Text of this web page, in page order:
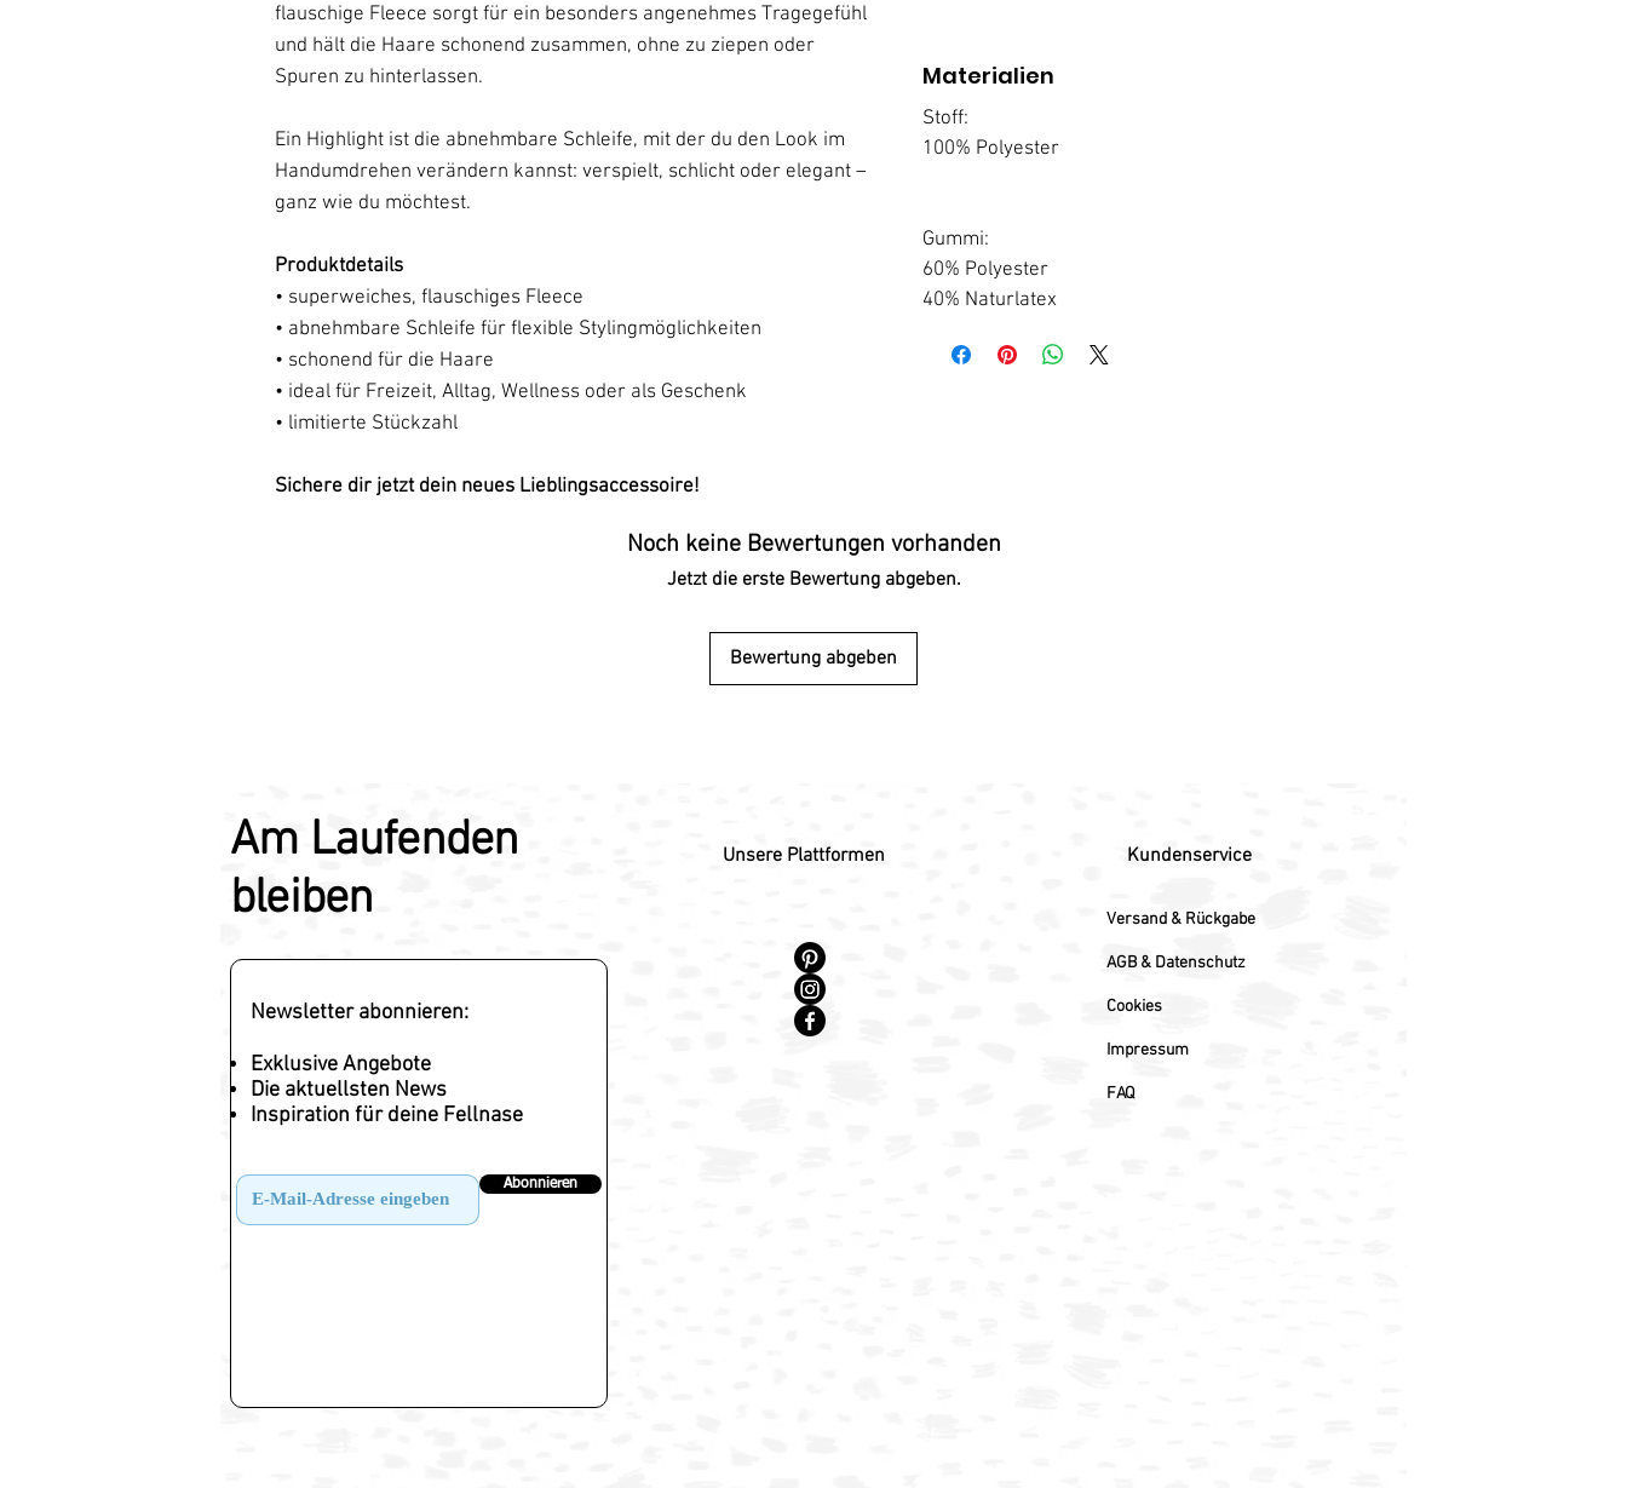
flauschige Fleece sorgt für ein besonders angenehmes Tragegefühl
und hält die Haare schonend zusammen, ohne zu ziepen oder
Spuren zu hinterlassen.
Ein Highlight ist die abnehmbare Schleife, mit der du den Look im
Handumdrehen verändern kannst: verspielt, schlicht oder elegant –
ganz wie du möchtest.
Produktdetails
• superweiches, flauschiges Fleece
• abnehmbare Schleife für flexible Stylingmöglichkeiten
• schonend für die Haare
• ideal für Freizeit, Alltag, Wellness oder als Geschenk
• limitierte Stückzahl
Sichere dir jetzt dein neues Lieblingsaccessoire!
Materialien
Stoff:
100% Polyester
Gummi:
60% Polyester
40% Naturlatex
Noch keine Bewertungen vorhanden
Jetzt die erste Bewertung abgeben.
Bewertung abgeben
Am Laufenden
bleiben
Newsletter abonnieren:
Exklusive Angebote
Die aktuellsten News
Inspiration für deine Fellnase
Abonnieren
Unsere Plattformen Kundenservice
Versand & Rückgabe
AGB & Datenschutz
Cookies
Impressum
FAQ